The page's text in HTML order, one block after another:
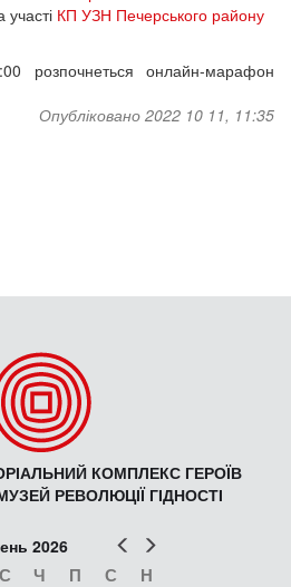
участі КП УЗН Печерського району
розпочнеться онлайн-марафон
Опубліковано 2022 10 11, 11:35
КОМПЛЕКС ГЕРОЇВ
РЕВОЛЮЦІЇ ГІДНОСТІ
Попер
2026
С Ч П С Н